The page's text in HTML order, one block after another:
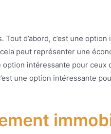
d’abord, c’est une
peut représenter une
option intéressante pour
une option intéressante